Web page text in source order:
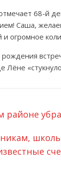
68-й
Саша,
огромное
рождения
Лёне
районе